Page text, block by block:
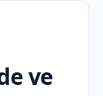
ve